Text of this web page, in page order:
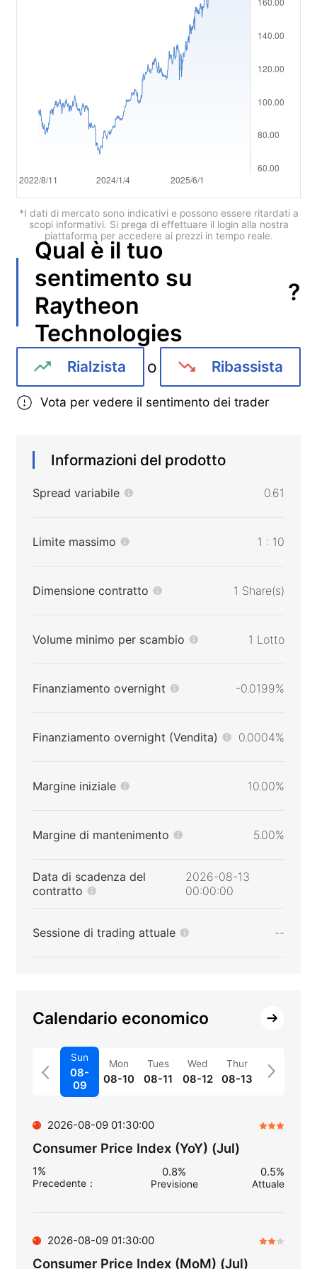
한국어
Tiếng việt
Bahasa Indonesia
Bahasa Melayu
*I dati di mercato sono indicativi e possono essere ritardati a
scopi informativi. Si prega di effettuare il login alla nostra
piattaforma per accedere ai prezzi in tempo reale.
Qual è il tuo
sentimento su
Raytheon
Technologies
?
Rialzista o Ribassista
Vota per vedere il sentimento dei trader
Informazioni del prodotto
Spread variabile 0.61
Limite massimo 1 : 10
Dimensione contratto 1 Share(s)
Volume minimo per scambio 1 Lotto
Finanziamento overnight -0.0199%
Finanziamento overnight (Vendita) 0.0004%
Margine iniziale 10.00%
Margine di mantenimento 5.00%
Data di scadenza del
contratto
2026-08-13
00:00:00
Sessione di trading attuale --
Calendario economico
Sun
08-
09
Mon
08-10
Tues
08-11
Wed
08-12
Thur
08-13
2026-08-09 01:30:00
Consumer Price Index (YoY) (Jul)
1%
Precedente：
0.8%
Previsione
0.5%
Attuale
2026-08-09 01:30:00
Consumer Price Index (MoM) (Jul)